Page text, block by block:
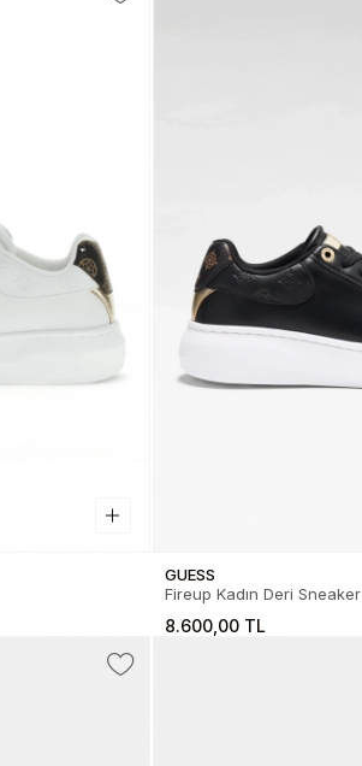
GUESS
Fireup Kadın Deri Sneaker
8.600,00 TL